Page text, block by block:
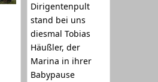
Dirigentenpult
stand bei uns
diesmal Tobias
Häußler, der
Marina in ihrer
Babypause